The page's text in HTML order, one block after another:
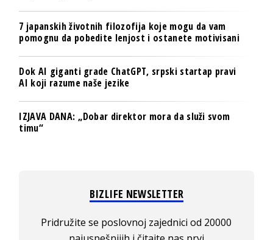
7 japanskih životnih filozofija koje mogu da vam
pomognu da pobedite lenjost i ostanete motivisani
Dok AI giganti grade ChatGPT, srpski startap pravi
AI koji razume naše jezike
IZJAVA DANA: „Dobar direktor mora da služi svom
timu“
BIZLIFE NEWSLETTER
Pridružite se poslovnoj zajednici od 20000